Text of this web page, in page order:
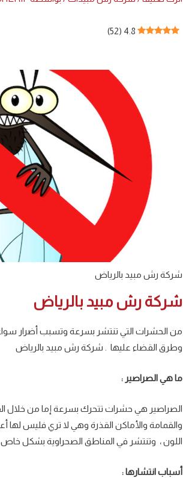
4.8
(
52
)
شركة رش مبيد بالرياض
شركة رش مبيد بالرياض
من الحشرات التي تنتشر بسرعة وتسبب أضرار
وطرق القضاء عليها . شركة رش مبيد بالرياض
ما هي الصراصير :
الصراصير هي حشرات تتحرك بسرعة إما من خلال
والقمامة والأماكن القذرة وهي لا تري فليس لها
اللون ، وتنتشر في المناطق الصحراوية بشكل خاص
أسباب انتشارها :